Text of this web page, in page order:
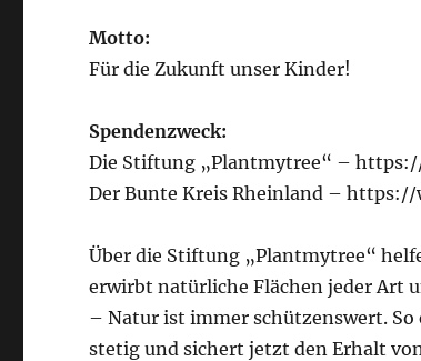
Motto:
Für die Zukunft unser Kinder!
Spendenzweck:
Die Stiftung „Plantmytree“ –
Der Bunte Kreis Rheinland –
Über die Stiftung „Plantmytree“
erwirbt natürliche Flächen jeder Art
– Natur ist immer schützenswert.
stetig und sichert jetzt den Erhalt